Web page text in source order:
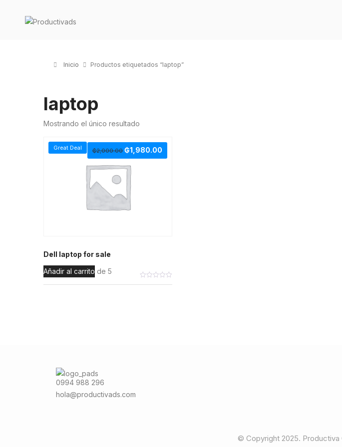
Inicio Productos etiquetados “laptop”
laptop
Mostrando el único resultado
Great Deal
Dell laptop for sale
₲2,000.00 ₲1,980.00
Añadir al carrito de 5
0994 988 296
hola@productivads.com
© Copyright 2025.